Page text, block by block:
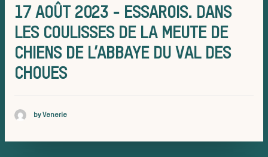
courre
17 AOÛT 2023 - ESSAROIS. DANS
LES COULISSES DE LA MEUTE DE
CHIENS DE L’ABBAYE DU VAL DES
CHOUES
by Venerie